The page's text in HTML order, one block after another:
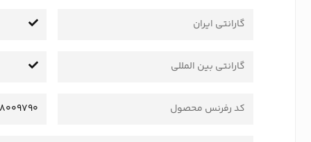
گارانتی ایران
گارانتی بین المللی
کد رفرنس محصول